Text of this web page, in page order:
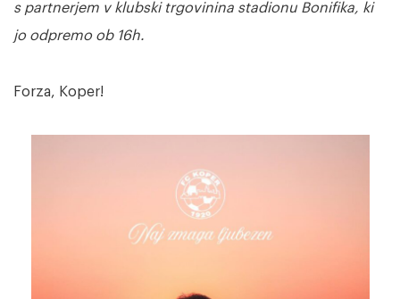
s partnerjem v klubski trgovinina stadionu Bonifika, ki
jo odpremo ob 16h.
Forza, Koper!